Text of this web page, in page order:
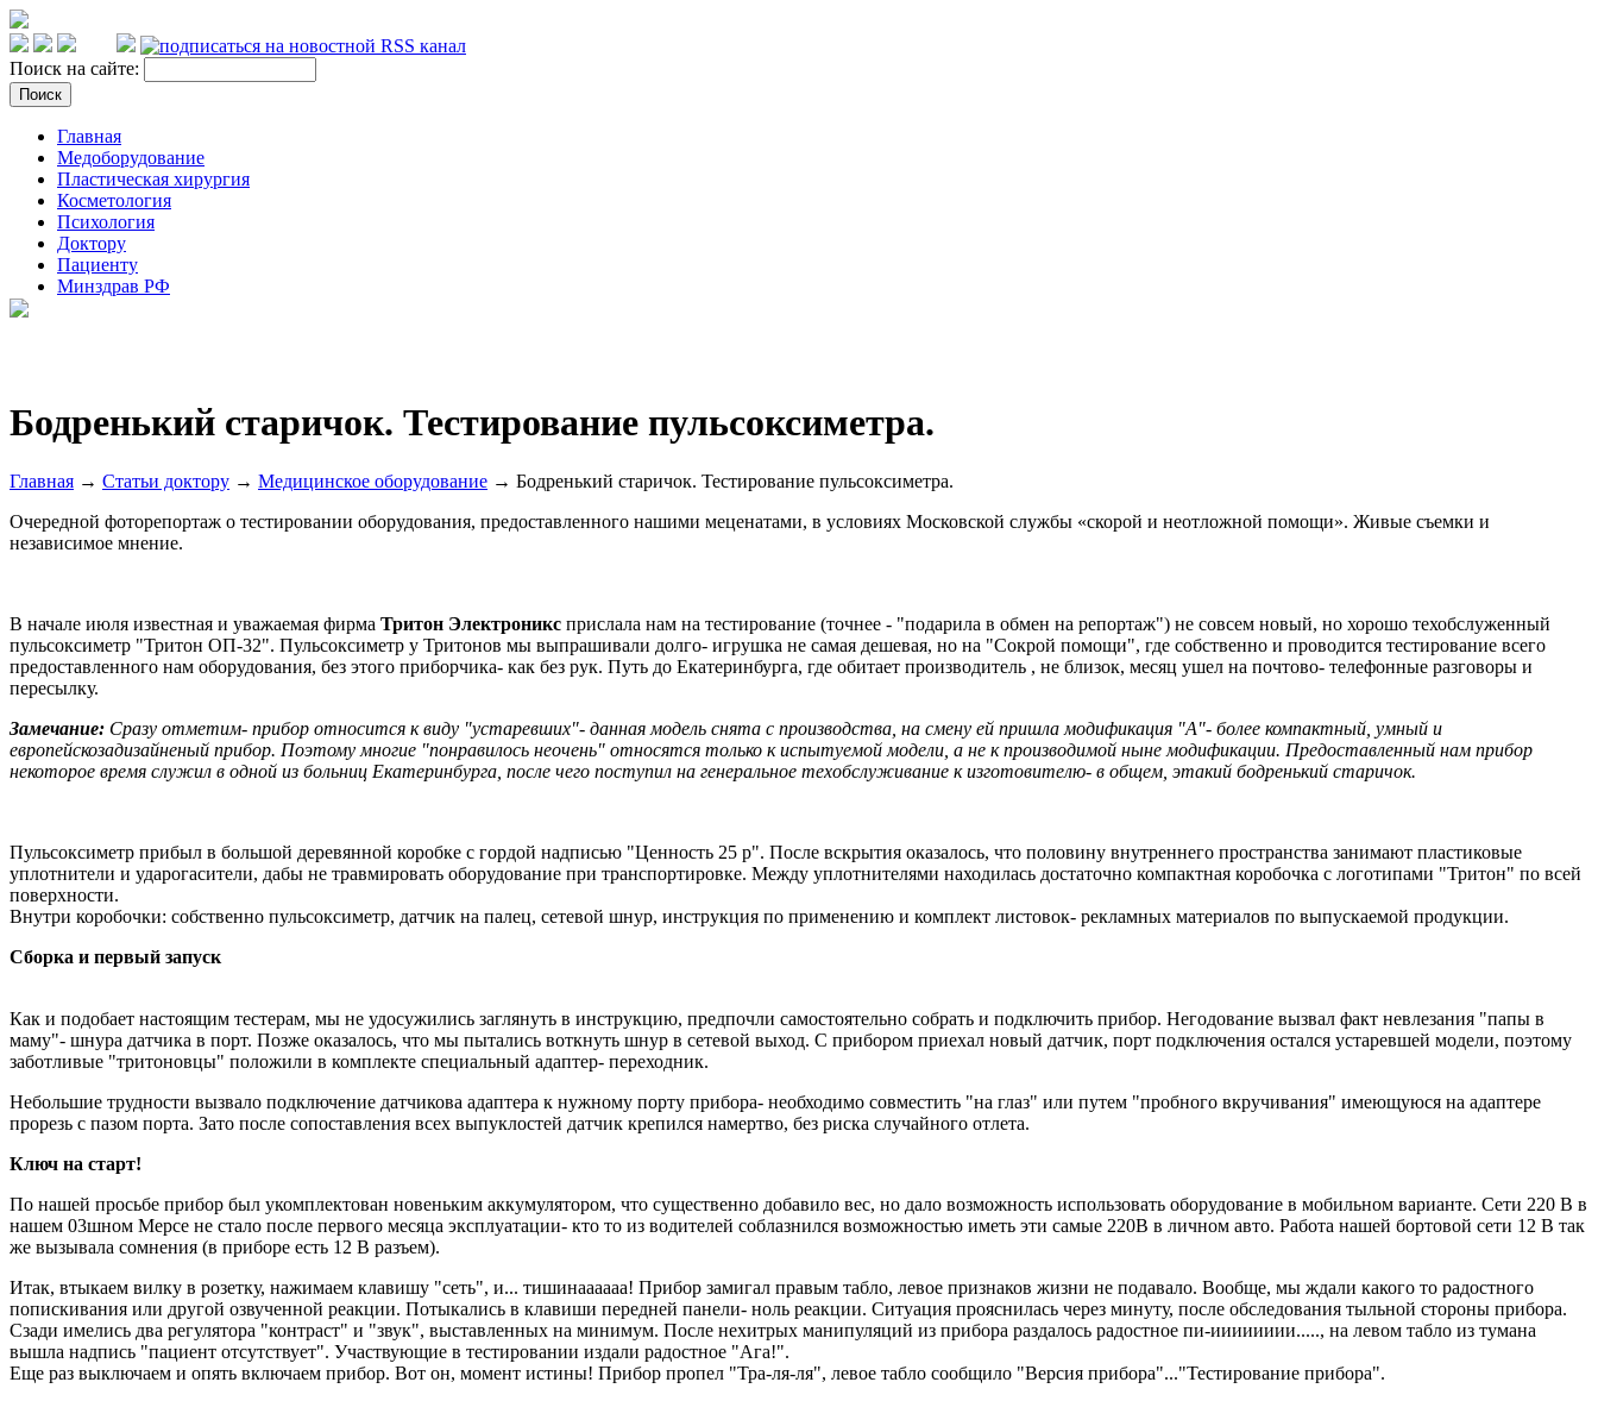
Поиск на сайте:
Главная
Медоборудование
Пластическая хирургия
Косметология
Психология
Доктору
Пациенту
Минздрав РФ
Бодренький старичок. Тестирование пульсоксиметра.
Главная → Статьи доктору → Медицинское оборудование → Бодренький старичок. Тестирование пульсоксиметра.
Очередной фоторепортаж о тестировании оборудования, предоставленного нашими меценатами, в условиях Московской службы «скорой и неотложной помощи». Живые съемки и
независимое мнение.
В начале июля известная и уважаемая фирма Тритон Электроникс прислала нам на тестирование (точнее - "подарила в обмен на репортаж") не совсем новый, но хорошо техобслуженный
пульсоксиметр "Тритон ОП-32". Пульсоксиметр у Тритонов мы выпрашивали долго- игрушка не самая дешевая, но на "Сокрой помощи", где собственно и проводится тестирование всего
предоставленного нам оборудования, без этого приборчика- как без рук. Путь до Екатеринбурга, где обитает производитель , не близок, месяц ушел на почтово- телефонные разговоры и
пересылку.
Замечание: Сразу отметим- прибор относится к виду "устаревших"- данная модель снята с производства, на смену ей пришла модификация "А"- более компактный, умный и
европейскозадизайненый прибор. Поэтому многие "понравилось неочень" относятся только к испытуемой модели, а не к производимой ныне модификации. Предоставленный нам прибор
некоторое время служил в одной из больниц Екатеринбурга, после чего поступил на генеральное техобслуживание к изготовителю- в общем, этакий бодренький старичок.
Пульсоксиметр прибыл в большой деревянной коробке с гордой надписью "Ценность 25 р". После вскрытия оказалось, что половину внутреннего пространства занимают пластиковые
уплотнители и ударогасители, дабы не травмировать оборудование при транспортировке. Между уплотнителями находилась достаточно компактная коробочка с логотипами "Тритон" по всей
поверхности.
Внутри коробочки: собственно пульсоксиметр, датчик на палец, сетевой шнур, инструкция по применению и комплект листовок- рекламных материалов по выпускаемой продукции.
Сборка и первый запуск
Как и подобает настоящим тестерам, мы не удосужились заглянуть в инструкцию, предпочли самостоятельно собрать и подключить прибор. Негодование вызвал факт невлезания "папы в
маму"- шнура датчика в порт. Позже оказалось, что мы пытались воткнуть шнур в сетевой выход. С прибором приехал новый датчик, порт подключения остался устаревшей модели, поэтому
заботливые "тритоновцы" положили в комплекте специальный адаптер- переходник.
Небольшие трудности вызвало подключение датчикова адаптера к нужному порту прибора- необходимо совместить "на глаз" или путем "пробного вкручивания" имеющуюся на адаптере
прорезь с пазом порта. Зато после сопоставления всех выпуклостей датчик крепился намертво, без риска случайного отлета.
Ключ на старт!
По нашей просьбе прибор был укомплектован новеньким аккумулятором, что существенно добавило вес, но дало возможность использовать оборудование в мобильном варианте. Сети 220 В в
нашем 03шном Мерсе не стало после первого месяца эксплуатации- кто то из водителей соблазнился возможностью иметь эти самые 220В в личном авто. Работа нашей бортовой сети 12 В так
же вызывала сомнения (в приборе есть 12 В разъем).
Итак, втыкаем вилку в розетку, нажимаем клавишу "сеть", и... тишинаааааа! Прибор замигал правым табло, левое признаков жизни не подавало. Вообще, мы ждали какого то радостного
попискивания или другой озвученной реакции. Потыкались в клавиши передней панели- ноль реакции. Ситуация прояснилась через минуту, после обследования тыльной стороны прибора.
Сзади имелись два регулятора "контраст" и "звук", выставленных на минимум. После нехитрых манипуляций из прибора раздалось радостное пи-ииииииии....., на левом табло из тумана
вышла надпись "пациент отсутствует". Участвующие в тестировании издали радостное "Ага!".
Еще раз выключаем и опять включаем прибор. Вот он, момент истины! Прибор пропел "Тра-ля-ля", левое табло сообщило "Версия прибора"..."Тестирование прибора".